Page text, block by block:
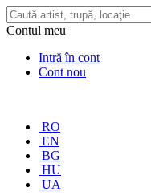
Contul meu
Intră în cont
Cont nou
RO
EN
BG
HU
UA